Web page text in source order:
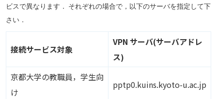
ビスで異なります． それぞれの場合で，以下のサーバを指定して下
さい．
接続サービス対象
VPN サーバ(サーバアドレ
ス)
京都大学の教職員，学生向
け
pptp0.kuins.kyoto-u.ac.jp